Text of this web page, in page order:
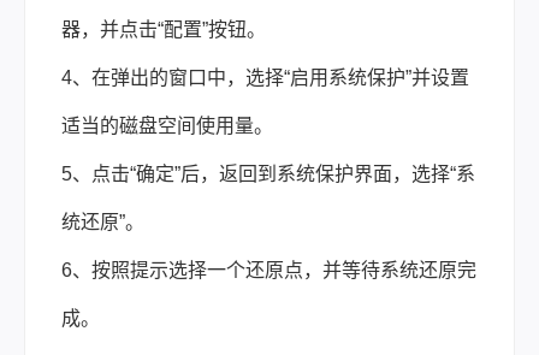
器，并点击“配置”按钮。
4、在弹出的窗口中，选择“启用系统保护”并设置
适当的磁盘空间使用量。
5、点击“确定”后，返回到系统保护界面，选择“系
统还原”。
6、按照提示选择一个还原点，并等待系统还原完
成。